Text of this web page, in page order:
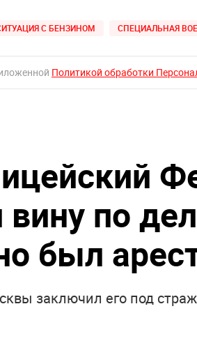
С БЕНЗИНОМ СПЕЦИАЛЬНАЯ
Политикой обработки
по
был
заключил его под